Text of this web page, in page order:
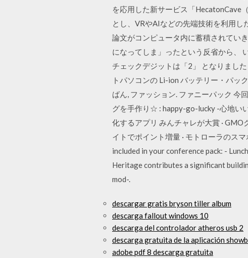
を応用した新サービス「HecatonCave
とし、VRやAIなどの先端技術を利用
論文がコンピュータ内に蓄積されてい
になってしま」ったという反省から、
チェックデジットは「2」 となりまし
トパソコンの Li-ion バッテリー・パッ
ばん, ファッション. ファニーパック 今
グを手作り☆ : happy-go-lucky -心地い
化するアプリ みんチャレが大賞 ·
イトでポイント増量 · モトローラのス
included in your conference pack: -
Heritage contributes a significant
mod-.
descargar gratis bryson tiller album
descarga fallout windows 10
descarga del controlador atheros usb 2
descarga gratuita de la aplicación
adobe pdf 8 descarga gratuita